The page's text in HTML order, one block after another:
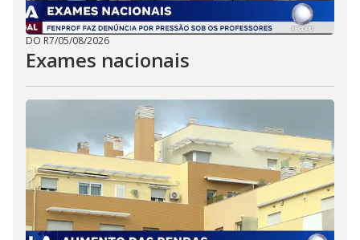
DO R7/05/08/2026
Exames nacionais